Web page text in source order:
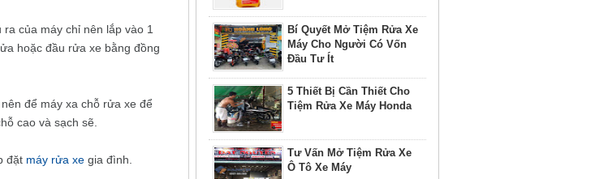
của máy chỉ nên lắp vào 1
hoặc đầu rửa xe bằng đồng
để máy xa chỗ rửa xe để
cao và sạch sẽ.
đặt máy rửa xe gia đình.
Bí Quyết Mở Tiệm Rửa Xe
Máy Cho Người Có Vốn
Đầu Tư Ít
5 Thiết Bị Cần Thiết Cho
Tiệm Rửa Xe Máy Honda
Tư Vấn Mở Tiệm Rửa Xe
Ô Tô Xe Máy